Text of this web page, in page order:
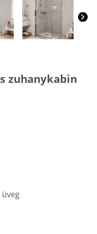
zuhanykabin